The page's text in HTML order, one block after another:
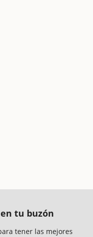
tu buzón
tener las mejores